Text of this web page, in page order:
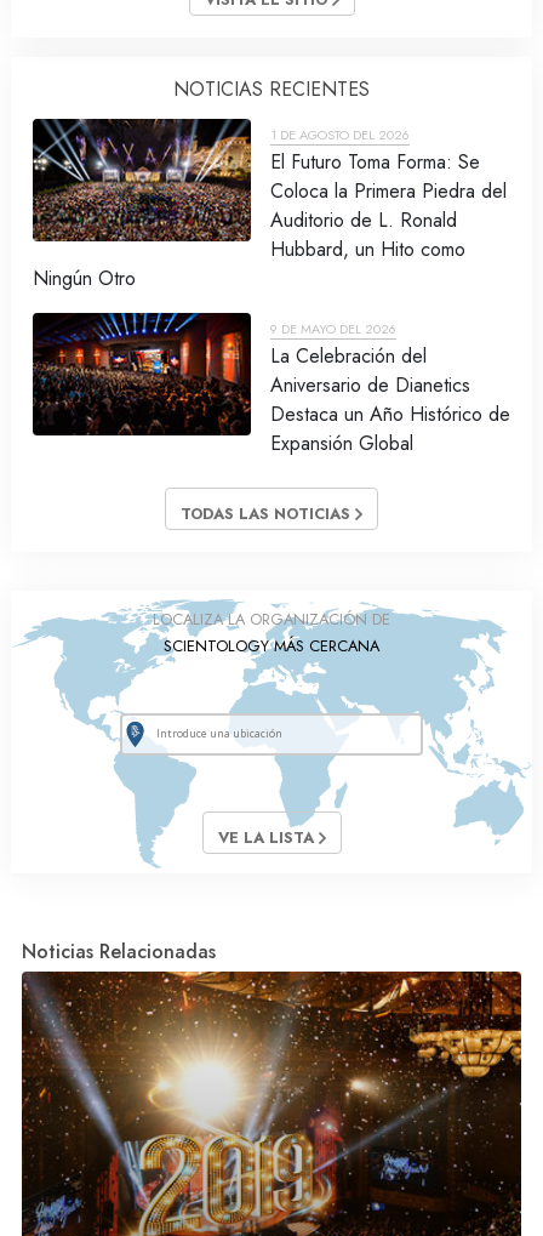
NOTICIAS RECIENTES
1 DE AGOSTO DEL 2026
El Futuro Toma Forma: Se
Coloca la Primera Piedra del
Auditorio de L. Ronald
Hubbard, un Hito como
Ningún Otro
9 DE MAYO DEL 2026
La Celebración del
Aniversario de Dianetics
Destaca un Año Histórico de
Expansión Global
TODAS LAS NOTICIAS
LOCALIZA LA ORGANIZACIÓN DE
SCIENTOLOGY MÁS CERCANA
VE LA LISTA
Noticias Relacionadas